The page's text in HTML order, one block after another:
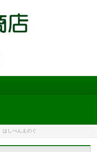
はしぺんえのぐ